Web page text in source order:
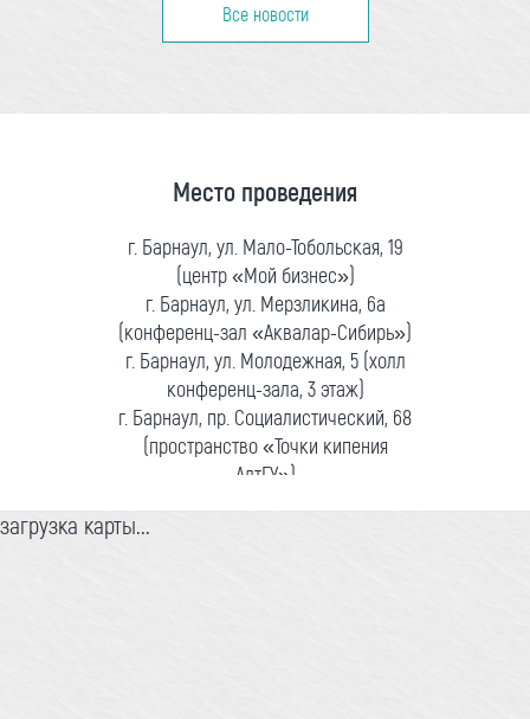
Все новости
Место проведения
г. Барнаул, ул. Мало-Тобольская, 19
(центр «Мой бизнес»)
г. Барнаул, ул. Мерзликина, 6а
(конференц-зал «Аквалар-Сибирь»)
г. Барнаул, ул. Молодежная, 5 (холл
конференц-зала, 3 этаж)
г. Барнаул, пр. Социалистический, 68
(пространство «Точки кипения
АлтГУ»)
загрузка карты...